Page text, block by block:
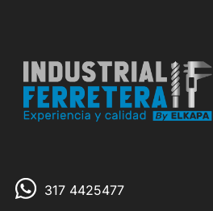
317 4425477